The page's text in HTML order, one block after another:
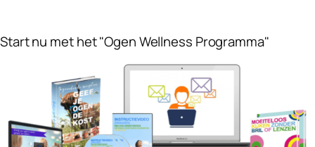
Start nu met het "Ogen Wellness Programma"